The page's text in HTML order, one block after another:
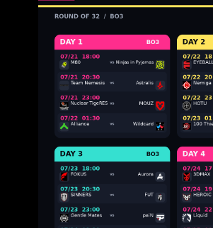
兩輪為線上 BO3 單淘汰， 32
後，晉級隊伍將前往馬爾他，
行 Final 8 LAN 決賽。 轉播：
https://www.twitch.t